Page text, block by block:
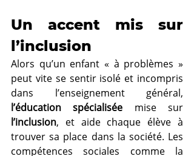
Un accent mis sur
l’inclusion
Alors qu’un enfant « à problèmes »
peut vite se sentir isolé et incompris
l’éducation spécialisée
l’inclusion, et aide chaque élève à
trouver sa place dans la société. Les
compétences sociales comme la